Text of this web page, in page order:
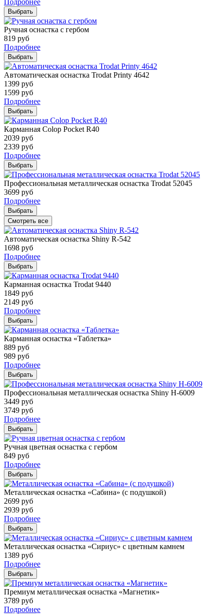
Подробнее
Выбрать
Ручная оснастка с гербом
819 руб
Подробнее
Выбрать
Автоматическая оснастка Trodat Printy 4642
1399 руб
1599 руб
Подробнее
Выбрать
Карманная Colop Pocket R40
2039 руб
2339 руб
Подробнее
Выбрать
Профессиональная металлическая оснастка Trodat 52045
3699 руб
Подробнее
Выбрать
Смотреть все
Автоматическая оснастка Shiny R-542
1698 руб
Подробнее
Выбрать
Карманная оснастка Trodat 9440
1849 руб
2149 руб
Подробнее
Выбрать
Карманная оснастка «Таблетка»
889 руб
989 руб
Подробнее
Выбрать
Профессиональная металлическая оснастка Shiny H-6009
3449 руб
3749 руб
Подробнее
Выбрать
Ручная цветная оснастка с гербом
849 руб
Подробнее
Выбрать
Металлическая оснастка «Сабина» (с подушкой)
2699 руб
2939 руб
Подробнее
Выбрать
Металлическая оснастка «Сириус» с цветным камнем
1389 руб
Подробнее
Выбрать
Премиум металлическая оснастка «Магнетик»
3789 руб
Подробнее